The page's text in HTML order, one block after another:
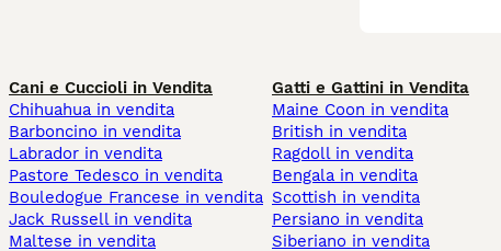
Cani e Cuccioli in Vendita
Chihuahua in vendita
Barboncino in vendita
Labrador in vendita
Pastore Tedesco in vendita
Bouledogue Francese in vendita
Jack Russell in vendita
Maltese in vendita
Gatti e Gattini in Vendita
Maine Coon in vendita
British in vendita
Ragdoll in vendita
Bengala in vendita
Scottish in vendita
Persiano in vendita
Siberiano in vendita